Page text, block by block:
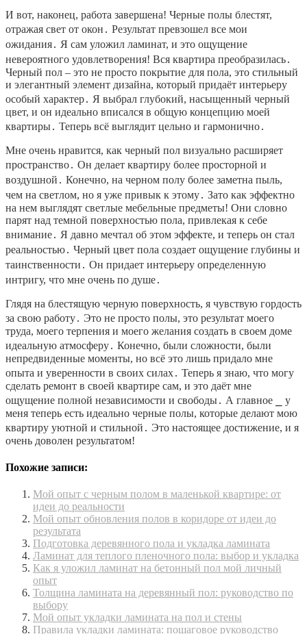
И вот, наконец, работа завершена! Черные полы блестят,
отражая свет от окон․ Результат превзошел все мои
ожидания․ Я сам уложил ламинат, и это ощущение
невероятного удовлетворения! Вся квартира преобразилась․
Черный пол – это не просто покрытие для пола, это стильный
и элегантный элемент дизайна, который придаёт интерьеру
особый характер․ Я выбрал глубокий, насыщенный черный
цвет, и он идеально вписался в общую концепцию моей
квартиры․ Теперь всё выглядит цельно и гармонично․
Мне очень нравится, как черный пол визуально расширяет
пространство․ Он делает квартиру более просторной и
воздушной․ Конечно, на черном полу более заметна пыль,
чем на светлом, но я уже привык к этому․ Зато как эффектно
на нем выглядят светлые мебельные предметы! Они словно
парят над темной поверхностью пола, привлекая к себе
внимание․ Я давно мечтал об этом эффекте, и теперь он стал
реальностью․ Черный цвет пола создает ощущение глубины и
таинственности․ Он придает интерьеру определенную
интригу, что мне очень по душе․
Глядя на блестящую черную поверхность, я чувствую гордость
за свою работу․ Это не просто полы, это результат моего
труда, моего терпения и моего желания создать в своем доме
идеальную атмосферу․ Конечно, были сложности, были
непредвиденные моменты, но всё это лишь придало мне
опыта и уверенности в своих силах․ Теперь я знаю, что могу
сделать ремонт в своей квартире сам, и это даёт мне
ощущение полной независимости и свободы․ А главное ⎯ у
меня теперь есть идеально черные полы, которые делают мою
квартиру уютной и стильной․ Это настоящее достижение, и я
очень доволен результатом!
Похожие записи:
Мой опыт с черным полом в маленькой квартире: от
идеи до реальности
Мой опыт обновления полов в коридоре от идеи до
результата
Подготовка деревянного пола и укладка ламината
Ламинат для теплого пленочного пола: выбор и укладка
Как я уложил ламинат на бетонный пол мой личный
опыт
Толщина ламината на деревянный пол: руководство по
выбору
Мой опыт укладки ламината на пол и стены
Правила укладки ламината: пошаговое руководство